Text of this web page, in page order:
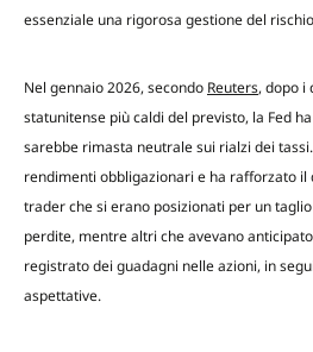
essenziale una rigorosa gestione del
Nel gennaio 2026, secondo Reuters, dopo i
statunitense più caldi del previsto, la Fed
sarebbe rimasta neutrale sui rialzi dei
rendimenti obbligazionari e ha rafforzato il
trader che si erano posizionati per un
perdite, mentre altri che avevano
registrato dei guadagni nelle azioni, in
aspettative.